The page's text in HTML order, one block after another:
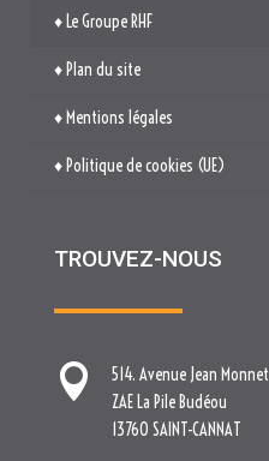
♦ Le Groupe RHF
♦ Plan du site
♦ Mentions légales
♦ Politique de cookies (UE)
TROUVEZ-NOUS

514. Avenue Jean Monnet
ZAE La Pile Budéou
13760 SAINT-CANNAT